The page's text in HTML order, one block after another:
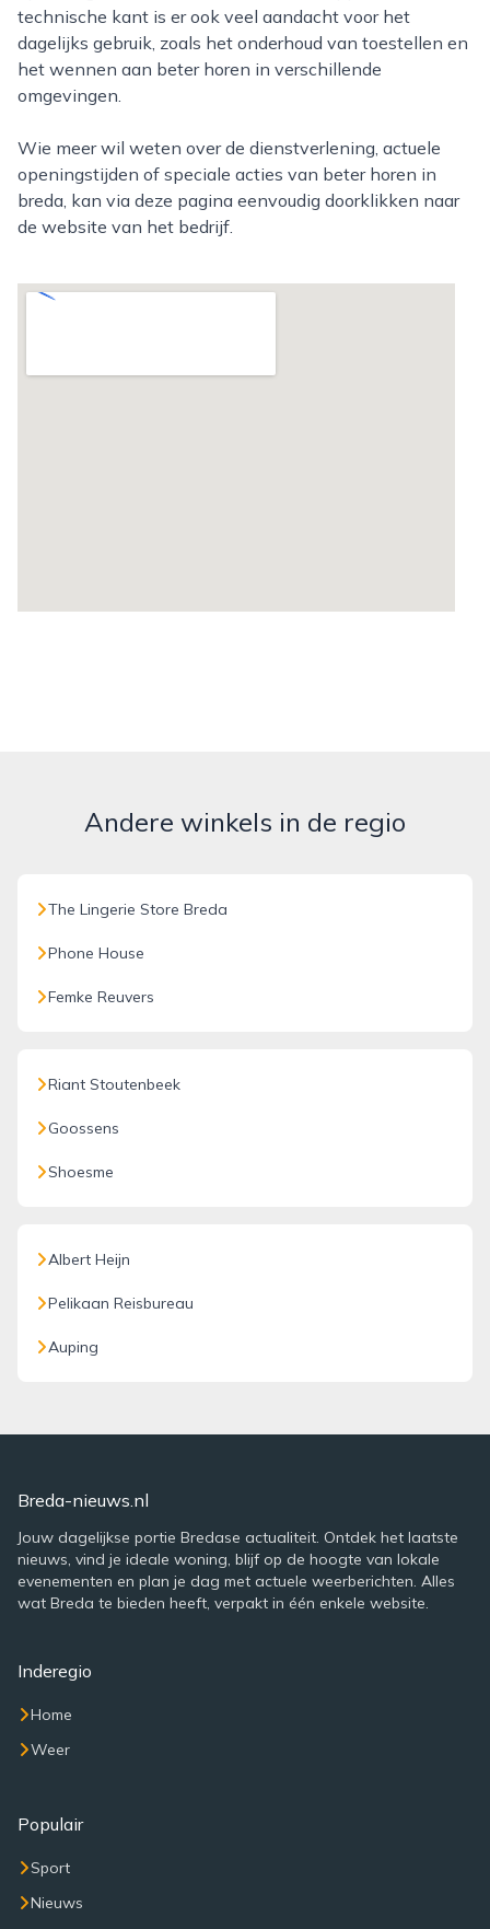
technische kant is er ook veel aandacht voor het
dagelijks gebruik, zoals het onderhoud van toestellen en
het wennen aan beter horen in verschillende
omgevingen.
Wie meer wil weten over de dienstverlening, actuele
openingstijden of speciale acties van beter horen in
breda, kan via deze pagina eenvoudig doorklikken naar
de website van het bedrijf.
Andere winkels in de regio
The Lingerie Store Breda
Phone House
Femke Reuvers
Riant Stoutenbeek
Goossens
Shoesme
Albert Heijn
Pelikaan Reisbureau
Auping
Breda-nieuws.nl
Jouw dagelijkse portie Bredase actualiteit. Ontdek het laatste
nieuws, vind je ideale woning, blijf op de hoogte van lokale
evenementen en plan je dag met actuele weerberichten. Alles
wat Breda te bieden heeft, verpakt in één enkele website.
Inderegio
Home
Weer
Populair
Sport
Nieuws